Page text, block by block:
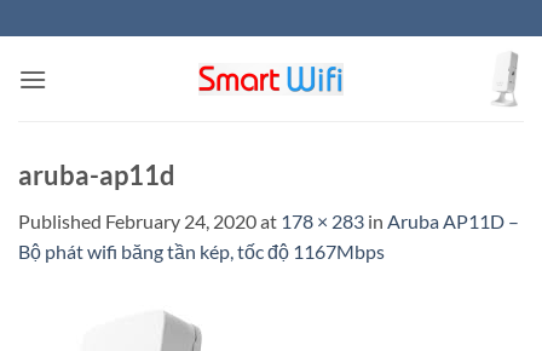
to
content
aruba-ap11d
Published February 24, 2020at 178 × 283 in Aruba AP11D –
Bộ phát wifi băng tần kép, tốc độ 1167Mbps